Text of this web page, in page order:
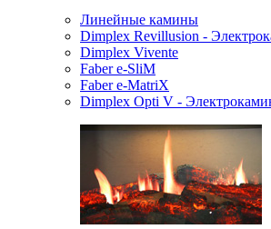
Линейные камины
Dimplex Revillusion -
Dimplex Vivente
Faber e-SliM
Faber e-MatriX
Dimplex Opti V -